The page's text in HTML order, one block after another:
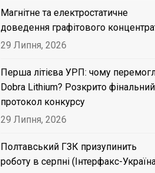
Магнітне та електростатичне
доведення графітового
29 Липня, 2026
Перша літієва УРП: чому
Dobra Lithium? Розкрито фінальний
протокол конкурсу
29 Липня, 2026
Полтавський ГЗК призупинить
роботу в серпні (Інтерфакс-